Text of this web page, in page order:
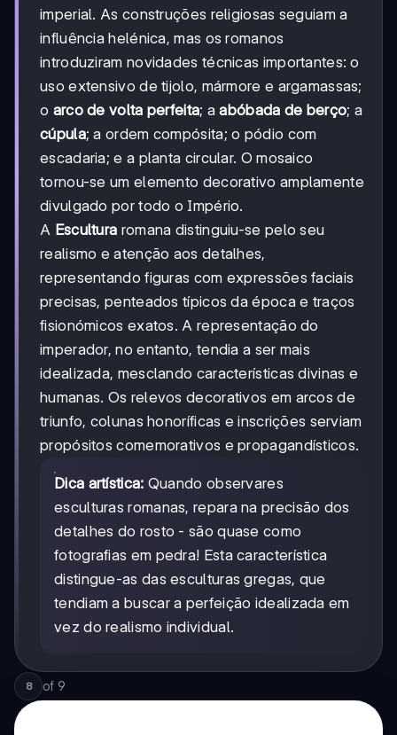
imperial. As construções religiosas seguiam a
influência helénica, mas os romanos
introduziram novidades técnicas importantes: o
uso extensivo de tijolo, mármore e argamassas;
o arco de volta perfeita; aabóbada de berço; a
cúpula; a ordem compósita; o pódio com
escadaria; e a planta circular. O mosaico
tornou-se um elemento decorativo amplamente
divulgado por todo o Império.
A Escultura romana distinguiu-se pelo seu
realismo e atenção aos detalhes,
representando figuras com expressões faciais
precisas, penteados típicos da época e traços
fisionómicos exatos. A representação do
imperador, no entanto, tendia a ser mais
idealizada, mesclando características divinas e
humanas. Os relevos decorativos em arcos de
triunfo, colunas honoríficas e inscrições serviam
propósitos comemorativos e propagandísticos.
Dica artística: Quando observares
esculturas romanas, repara na precisão dos
detalhes do rosto - são quase como
fotografias em pedra! Esta característica
distingue-as das esculturas gregas, que
tendiam a buscar a perfeição idealizada em
vez do realismo individual.
8 of 9